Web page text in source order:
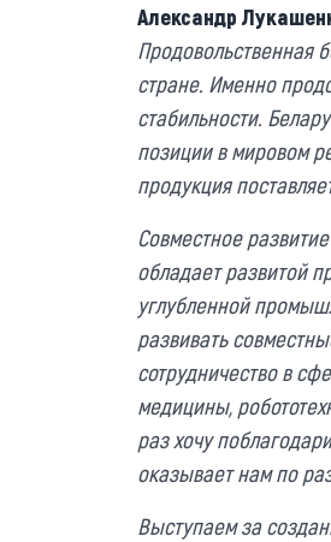
Александр
Продовольственная
стране. Именно
стабильности.
позиции в мировом
продукция
Совместное
обладает развитой
углубленной
развивать
сотрудничество в
медицины,
раз хочу
оказывает нам по
Выступаем за